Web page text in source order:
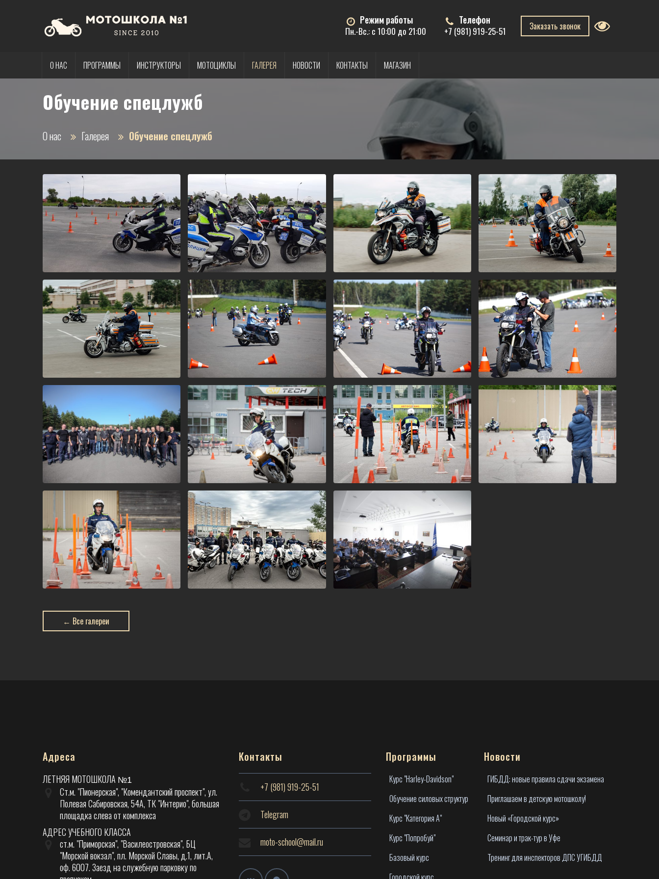
Режим работы
Пн.-Вс.: с 10:00 до 21:00
Телефон
+7 (981) 919-25-51 Заказать звонок
О НАС ПРОГРАММЫ ИНСТРУКТОРЫ МОТОЦИКЛЫ ГАЛЕРЕЯ НОВОСТИ КОНТАКТЫ МАГАЗИН
Обучение спецлужб
О нас Галерея Обучение спецлужб
← Все галереи
Адреса
ЛЕТНЯЯ МОТОШКОЛА №1
Ст.м. "Пионерская", "Комендантский проспект", ул.
Полевая Сабировская, 54А, ТК "Интерио", большая
площадка слева от комплекса
АДРЕС УЧЕБНОГО КЛАССА
ст.м. "Приморская", "Василеостровская", БЦ
"Морской вокзал", пл. Морской Славы, д.1, лит.А,
оф. 6007. Заезд на служебную парковку по
Контакты
+7 (981) 919-25-51
Telegram
moto-school@mail.ru
Программы
Курс "Harley-Davidson"
Обучение силовых структур
Курс "Категория А"
Курс "Попробуй"
Базовый курс
Новости
ГИБДД: новые правила сдачи экзамена
Приглашаем в детскую мотошколу!
Новый «Городской курс»
Семинар и трак-тур в Уфе
Тренинг для инспекторов ДПС УГИБДД